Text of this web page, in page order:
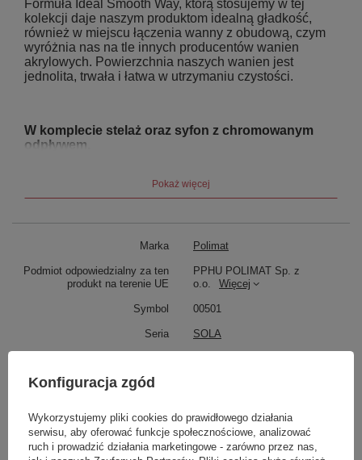
Formuła Ideal Smooth Way, którą stosujemy w tej
kolekcji daje naszym produktom idealną gładkość,
również w miejscu łączenia wanny z obudową, czym
wyróżnia nas na tle innych producentów wanien
akrylowych. Powierzchnia naszych wanien jest
jednolita, trwała i łatwa w utrzymaniu czystości.
W komplecie stelaż oraz syfon z chromowanym
odpływem.
wanny wolnostojącej w 4 wybarwieniach:
Pokaż więcej
Marka Polimat
Podmiot odpowiedzialny za ten
produkt na terenie UE
PPHU POLIMAT Sp. z
o.o.
Więcej
Symbol 00501
Seria SOLA
Strona Wanny
Zobacz również
Konfiguracja zgód
Wykorzystujemy pliki cookies do prawidłowego działania
serwisu, aby oferować funkcje społecznościowe, analizować
ruch i prowadzić działania marketingowe - zarówno przez nas,